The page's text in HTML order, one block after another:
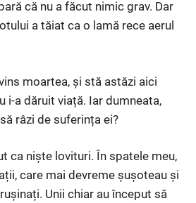
că nu a făcut nimic grav. Dar
a tăiat ca o lamă rece aerul
moartea, și stă astăzi aici
i-a dăruit viață. Iar dumneata,
râzi de suferința ei?
ca niște lovituri. În spatele meu,
care mai devreme șușoteau și
Unii chiar au început să